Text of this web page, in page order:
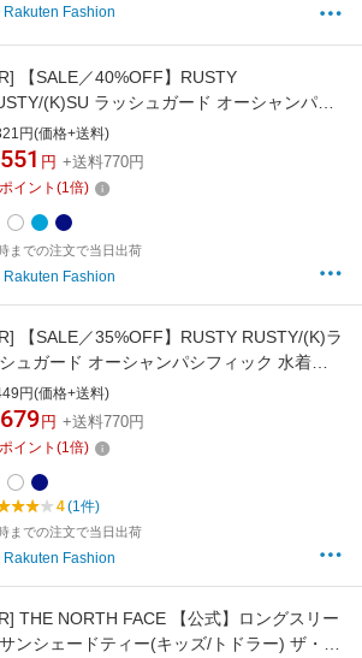
Rakuten Fashion
【SALE／40%OFF】RUSTY
(K)SU ラッシュガード オーシャンパシ
ック 水着・スイムグッズ ラッシュガード
ビー ホワイト ブラック ブルー
円(価格+送料)
円 +送料770円
ポイント (1倍)
までの注文で当日出荷
Rakuten Fashion
【SALE／35%OFF】RUSTY RUSTY/(K)ラ
ュガード オーシャンパシフィック 水着・
ムグッズ ラッシュガード ブラック ネイビ
ホワイト
円(価格+送料)
円 +送料770円
ポイント (1倍)
4(1件)
までの注文で当日出荷
Rakuten Fashion
THE NORTH FACE 【公式】ロングスリー
ンシェードティー(キッズ/トドラー) ザ・ノ